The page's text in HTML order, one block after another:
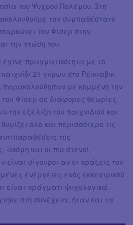
του Ψυχρού Πολέμου. Στη
τον συμπαθέστατο
τον Φίσερ στην
την πτώση του.
έγινε πραγματικότητα με το
21 γύρων στο Ρέικιαβικ
παρακολούθησαν με κομμένη την
Φίσερ σε διάφορες θεωρίες
την εξέλιξη του παιχνιδιού και
όλο και περισσότερο τις
της
ακόμη και οι πιο στενοί
είναι σίγουροι αν οι πράξεις του
ενέργειες ενός εκκεντρικού
είναι πράγματι ψυχολογικά
στη συνέχεια, ήταν και τα